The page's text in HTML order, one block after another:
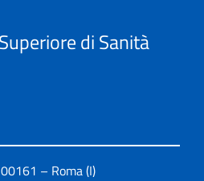
di Sanità
– Roma (I)